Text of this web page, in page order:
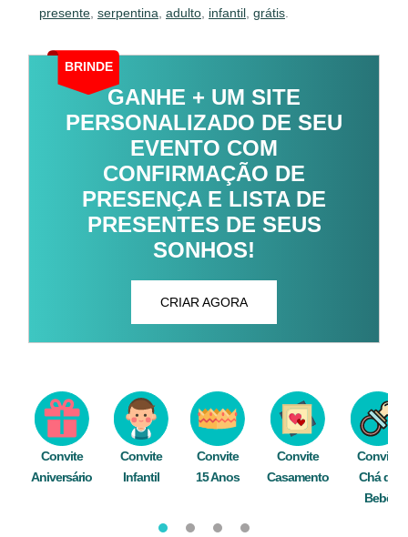
presente serpentina adulto infantil grátis
BRINDE
GANHE + UM SITE
PERSONALIZADO DE SEU
EVENTO COM
CONFIRMAÇÃO DE
PRESENÇA E LISTA DE
PRESENTES DE SEUS
SONHOS!
CRIAR AGORA
Convite
Aniversário
Convite
Infantil
Convite
15 Anos
Convite
Casamento
Convite
Chá de
Bebê